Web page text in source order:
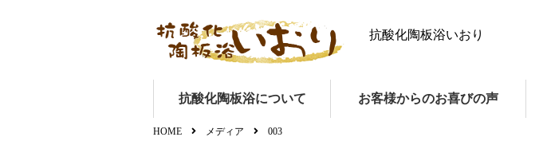
抗酸化陶板浴いおり
抗酸化陶板浴について お客様からのお喜びの声
HOME メディア
003